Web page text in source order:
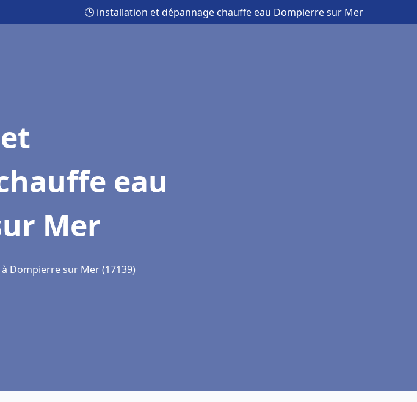
🕒 installation et dépannage chauffe eau Dompierre sur Mer
eau
Mer
Dompierre sur Mer (17139)